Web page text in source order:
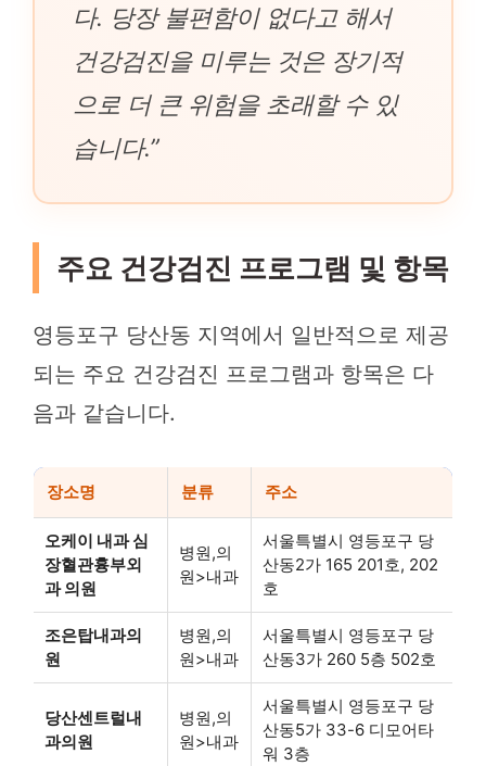
다. 당장 불편함이 없다고 해서
건강검진을 미루는 것은 장기적
으로 더 큰 위험을 초래할 수 있
습니다.”
주요 건강검진 프로그램 및 항목
영등포구 당산동 지역에서 일반적으로 제공
되는 주요 건강검진 프로그램과 항목은 다
음과 같습니다.
장소명 분류 주소
오케이 내과 심
장혈관흉부외
과 의원
병원,의
원>내과
서울특별시 영등포구 당
산동2가 165 201호, 202
호
조은탑내과의
원
병원,의
원>내과
서울특별시 영등포구 당
산동3가 260 5층 502호
당산센트럴내
과의원
병원,의
원>내과
서울특별시 영등포구 당
산동5가 33-6 디모어타
워 3층